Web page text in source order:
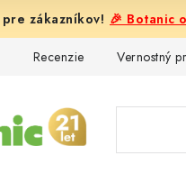
🎉 Botanic
Recenzie Vernostný